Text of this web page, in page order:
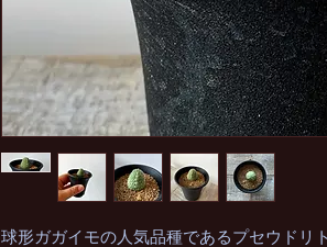
球形ガガイモの人気品種であるプセウドリ